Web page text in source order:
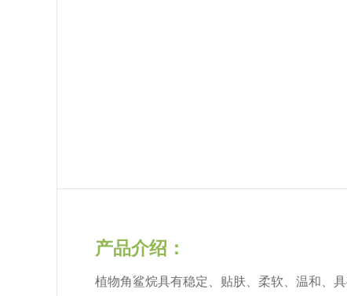
产品介绍：
植物角鲨烷具有稳定、贴肤、柔软、温和、